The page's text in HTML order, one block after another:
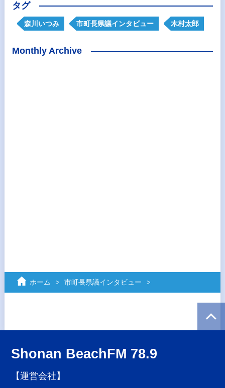
タグ
森川いつみ 市町長県議インタビュー 木村太郎
Monthly Archive
ホーム 市町長県議インタビュー
Shonan BeachFM 78.9
【運営会社】